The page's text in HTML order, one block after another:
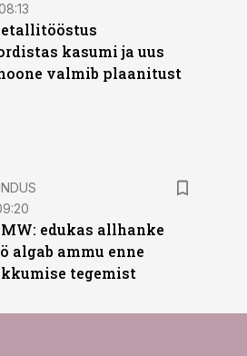
kasumi ja uus
valmib plaanitust
edukas allhanke
algab ammu enne
tegemist